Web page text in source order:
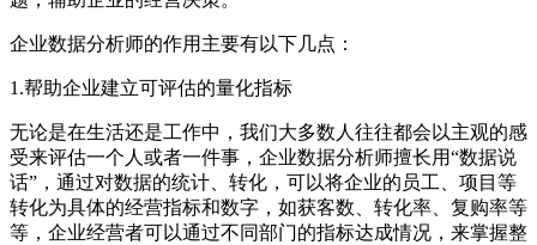
企业数据分析师的作用主要有以下几点：
1.帮助企业建立可评估的量化指标
无论是在生活还是工作中，我们大多数人往往都会以主观的感
受来评估一个人或者一件事，企业数据分析师擅长用“数据说
话”，通过对数据的统计、转化，可以将企业的员工、项目等
转化为具体的经营指标和数字，如获客数、转化率、复购率等
等，企业经营者可以通过不同部门的指标达成情况，来掌握整